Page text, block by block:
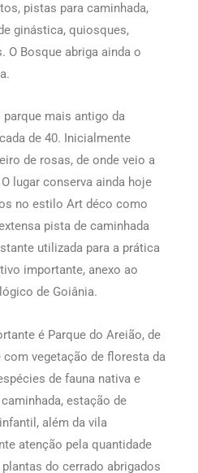
pistas para caminhada,
ginástica, quiosques,
O Bosque abriga ainda o
mais antigo da
de 40. Inicialmente
de rosas, de onde veio a
lugar conserva ainda hoje
no estilo Art déco como
pista de caminhada
utilizada para a prática
importante, anexo ao
de Goiânia.
é Parque do Areião, de
com vegetação de floresta da
de fauna nativa e
estação de
além da vila
atenção pela quantidade
do cerrado abrigados